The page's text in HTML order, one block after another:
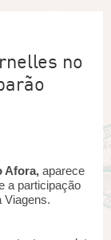
no
Afora,aparece
a participação
Viagens.